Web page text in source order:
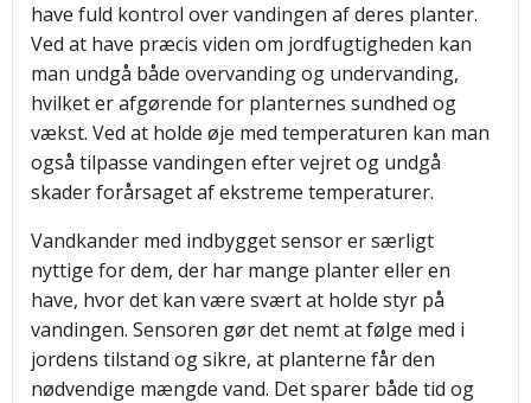
have fuld kontrol over vandingen af deres planter.
Ved at have præcis viden om jordfugtigheden kan
man undgå både overvanding og undervanding,
hvilket er afgørende for planternes sundhed og
vækst. Ved at holde øje med temperaturen kan man
også tilpasse vandingen efter vejret og undgå
skader forårsaget af ekstreme temperaturer.
Vandkander med indbygget sensor er særligt
nyttige for dem, der har mange planter eller en
have, hvor det kan være svært at holde styr på
vandingen. Sensoren gør det nemt at følge med i
jordens tilstand og sikre, at planterne får den
nødvendige mængde vand. Det sparer både tid og